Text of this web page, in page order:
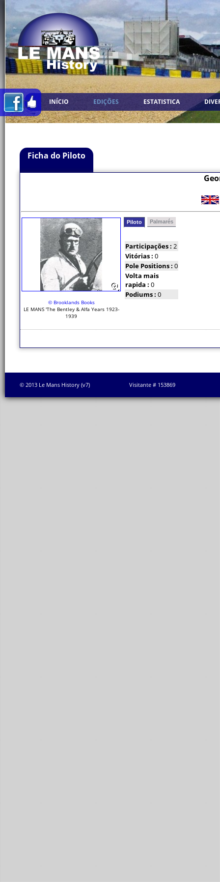
INÍCIO EDIÇÕES ESTATISTICA
Ficha do Piloto
© Brooklands Books
LE MANS 'The Bentley & Alfa Years 1923-
1939
Piloto Palmarés
Participações : 2
Vitórias : 0
Pole Positions : 0
Volta mais
rapida : 0
Podiums : 0
© 2013 Le Mans History (v7) Visitante # 153869